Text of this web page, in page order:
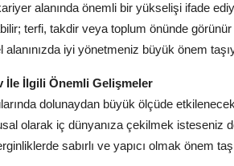
alanında önemli bir yükselişi ifade
terfi, takdir veya toplum önünde
iyi yönetmeniz büyük önem
İle İlgili Önemli Gelişmeler
dolunaydan büyük ölçüde
olarak iç dünyanıza çekilmek isteseniz
sabırlı ve yapıcı olmak önem